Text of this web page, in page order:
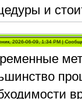
и
2026-06-09, 1:34 PM |